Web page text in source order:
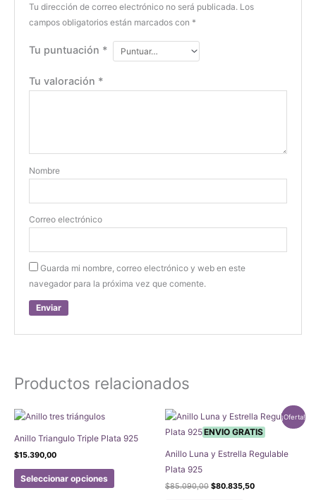
Tu dirección de correo electrónico no será publicada. Los
campos obligatorios están marcados con *
Tu puntuación *
Tu valoración *
Nombre
Correo electrónico
Guarda mi nombre, correo electrónico y web en este
navegador para la próxima vez que comente.
Productos relacionados
Anillo Triangulo Triple Plata 925
$15.390,00
Seleccionar opciones
Este
producto
¡Oferta!
ENVIO GRATIS
Anillo Luna y Estrella Regulable
Plata 925
$85.090,00 El
$80.835,50El